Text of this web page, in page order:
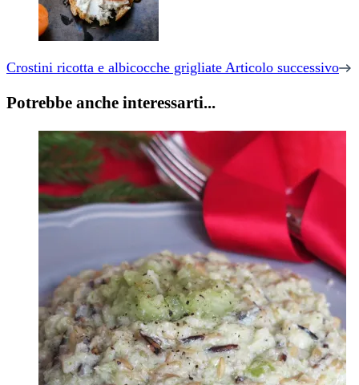
Crostini ricotta e albicocche grigliate Articolo successivo
Potrebbe anche interessarti...